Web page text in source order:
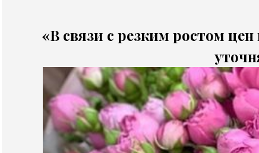
«В связи с резким ростом цен